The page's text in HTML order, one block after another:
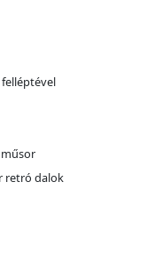
műsor
retró dalok